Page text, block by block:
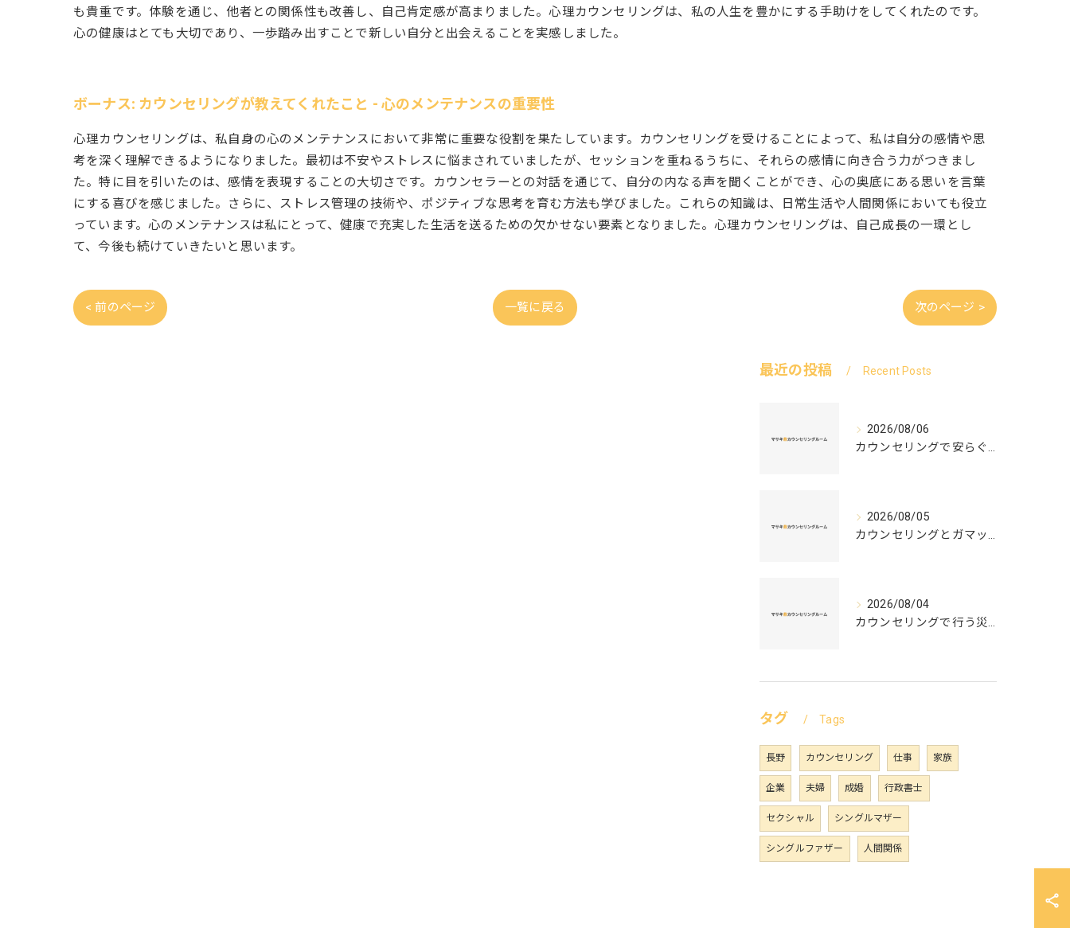
も貴重です。体験を通じ、他者との関係性も改善し、自己肯定感が高まりました。心理カウンセリングは、私の人生を豊かにする手助けをしてくれたのです。
心の健康はとても大切であり、一歩踏み出すことで新しい自分と出会えることを実感しました。
ボーナス: カウンセリングが教えてくれたこと - 心のメンテナンスの重要性
心理カウンセリングは、私自身の心のメンテナンスにおいて非常に重要な役割を果たしています。カウンセリングを受けることによって、私は自分の感情や思
考を深く理解できるようになりました。最初は不安やストレスに悩まされていましたが、セッションを重ねるうちに、それらの感情に向き合う力がつきまし
た。特に目を引いたのは、感情を表現することの大切さです。カウンセラーとの対話を通じて、自分の内なる声を聞くことができ、心の奥底にある思いを言葉
にする喜びを感じました。さらに、ストレス管理の技術や、ポジティブな思考を育む方法も学びました。これらの知識は、日常生活や人間関係においても役立
っています。心のメンテナンスは私にとって、健康で充実した生活を送るための欠かせない要素となりました。心理カウンセリングは、自己成長の一環とし
て、今後も続けていきたいと思います。
< 前のページ 一覧に戻る 次のページ >
最近の投稿 Recent Posts
2026/08/06
カウンセリングで安らぐ空間を叶える安心と信頼のつくり方徹底解説
2026/08/05
カウンセリングとガマット選びの正解ガイド安心して相談できるポイントと実例解説
2026/08/04
カウンセリングで行う災害ケアの実践法と被災者支援の具体的ステップ
タグ Tags
長野 カウンセリング 仕事 家族
企業 夫婦 成婚 行政書士
セクシャル シングルマザー
シングルファザー 人間関係